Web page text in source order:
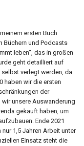
ersten Buch
Büchern und Podcasts
leben“, das in großen
geht detailliert auf
verlegt werden, da
haben wir die ersten
der
unsere Auswanderung
gekauft haben, um
Ende 2021
1,5 Jahren Arbeit unter
Einsatz steht die